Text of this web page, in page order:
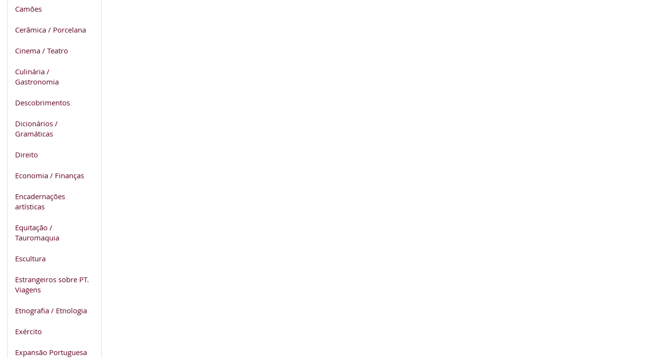
Camões
Cerâmica / Porcelana
Cinema / Teatro
Culinária /
Gastronomia
Descobrimentos
Dicionários /
Gramáticas
Direito
Economia / Finanças
Encadernações
artísticas
Equitação /
Tauromaquia
Escultura
Estrangeiros sobre PT.
Viagens
Etnografia / Etnologia
Exército
Expansão Portuguesa